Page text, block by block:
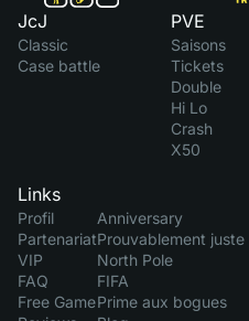
JcJ
Classic
Case battle
PVE
Saisons
Tickets
Double
Hi Lo
Crash
X50
Links
Profil
Partenariat
VIP
FAQ
Free Game
Anniversary
Prouvablement juste
North Pole
FIFA
Prime aux bogues